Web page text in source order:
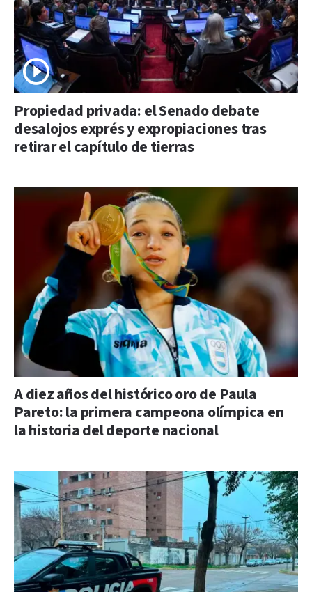
Propiedad privada: el Senado debate
desalojos exprés y expropiaciones tras
retirar el capítulo de tierras
A diez años del histórico oro de Paula
Pareto: la primera campeona olímpica en
la historia del deporte nacional